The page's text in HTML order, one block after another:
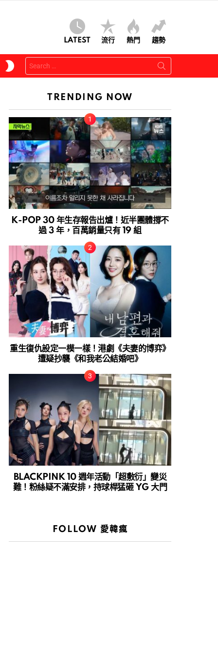
LATEST 流行 熱門 趨勢
SKIN
Search
for:
TRENDING NOW
K-POP 30 年生存報告出爐！近半團體撐不
過 3 年，百萬銷量只有 19 組
重生復仇設定一模一樣！港劇《夫妻的博弈》
遭疑抄襲《和我老公結婚吧》
BLACKPINK 10 週年活動「超敷衍」變災
難！粉絲疑不滿安排，持球桿猛砸 YG 大門
FOLLOW 愛韓瘋